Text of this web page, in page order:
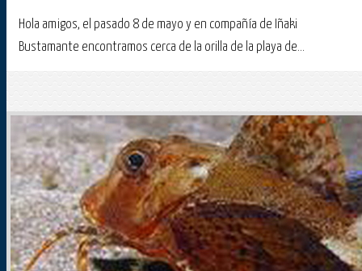
Hola amigos, el pasado 8 de mayo y en compañía de Iñaki
Bustamante encontramos cerca de la orilla de la playa de...